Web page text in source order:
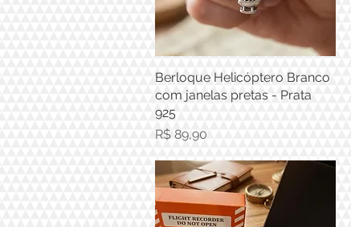
Visualização rápida
Berloque Helicóptero Branco
com janelas pretas - Prata
925
Preço
R$ 89,90